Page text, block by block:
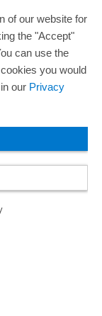
of our website for
the "Accept"
can use the
you would
our Privacy